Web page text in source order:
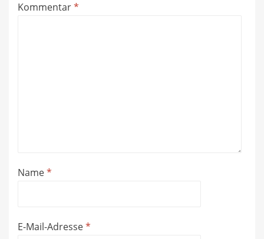
Kommentar*
Name*
E-Mail-Adresse*